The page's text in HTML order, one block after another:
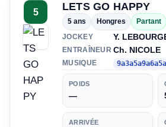
5 LETS GO HAPPY
5 ans Hongres
Partant
JOCKEY
Y.
ENTRAÎNEUR Ch. NICOLE
MUSIQUE
POIDS
—
ARRIVÉE